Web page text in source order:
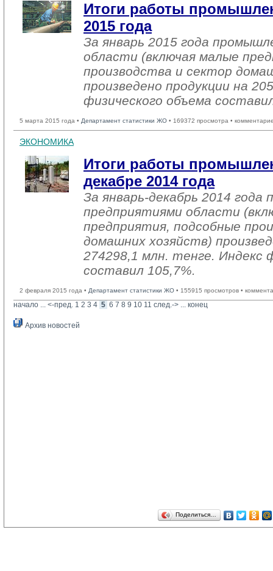
Итоги работы
2015 года
За январь 2015 года
области (включая малые
производства и сектор
произведено продукции на
физического объема
5 марта 2015 года • Департамент статистики ЖО • 169372 просмотра •
ЭКОНОМИКА
Итоги работы
декабре 2014 года
За январь-декабрь 2014
предприятиями области
предприятия, подсобные
домашних хозяйств)
274298,1 млн. тенге. Индекс
составил 105,7%.
2 февраля 2015 года • Департамент статистики ЖО • 155915 просмотров •
начало ... <-пред. 1 2 3 4 5 6 7 8 9 10 11 след.-> ... конец
Архив новостей
Поделиться…